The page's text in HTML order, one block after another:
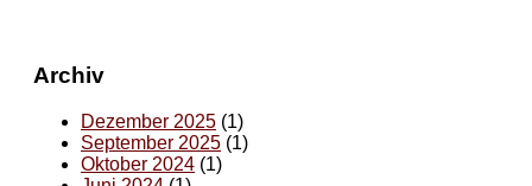
Archiv
Dezember 2025 (1)
September 2025 (1)
Oktober 2024 (1)